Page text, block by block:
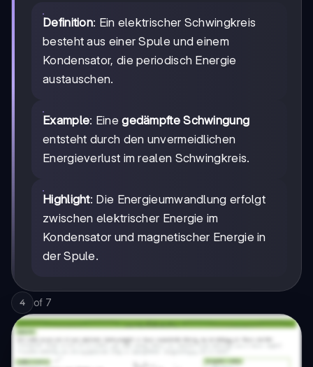
Definition: Ein elektrischer Schwingkreis
besteht aus einer Spule und einem
Kondensator, die periodisch Energie
austauschen.
Example: Einegedämpfte Schwingung
entsteht durch den unvermeidlichen
Energieverlust im realen Schwingkreis.
Highlight: Die Energieumwandlung erfolgt
zwischen elektrischer Energie im
Kondensator und magnetischer Energie in
der Spule.
4 of 7